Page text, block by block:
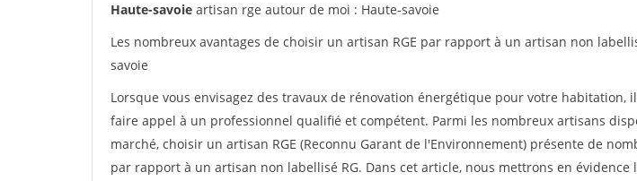
Haute-savoie artisan rge autour de moi : Haute-savoie
Les nombreux avantages de choisir un artisan RGE par rapport à un artisan non
savoie
Lorsque vous envisagez des travaux de rénovation énergétique pour votre habitation,
faire appel à un professionnel qualifié et compétent. Parmi les nombreux artisans
marché, choisir un artisan RGE (Reconnu Garant de l'Environnement) présente de
par rapport à un artisan non labellisé RG. Dans cet article, nous mettrons en évidence